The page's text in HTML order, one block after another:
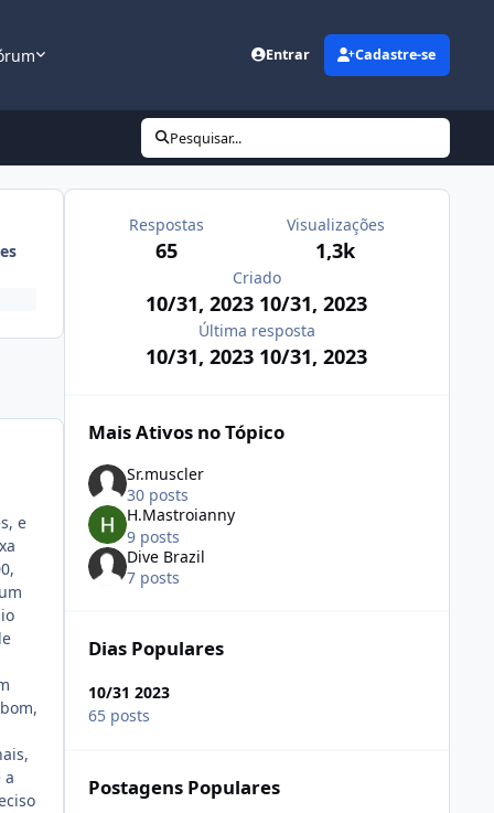
Entrar Cadastre-se
Pesquisar...
e
a
Respostas
65
Visualizações
1,3k
Criado
10/31, 2023 10/31, 2023
Última resposta
10/31, 2023 10/31, 2023
Mais Ativos no Tópico
Sr.muscler
30 posts
H.Mastroianny
9 posts
Dive Brazil
7 posts
Dias Populares
10/31 2023
65 posts
Postagens Populares